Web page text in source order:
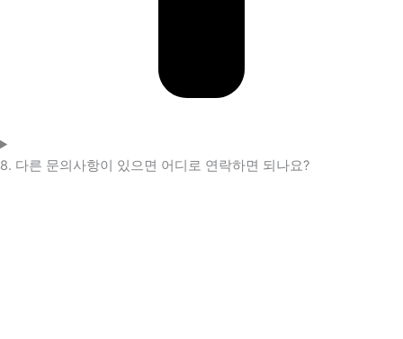
8. 다른 문의사항이 있으면 어디로 연락하면 되나요?